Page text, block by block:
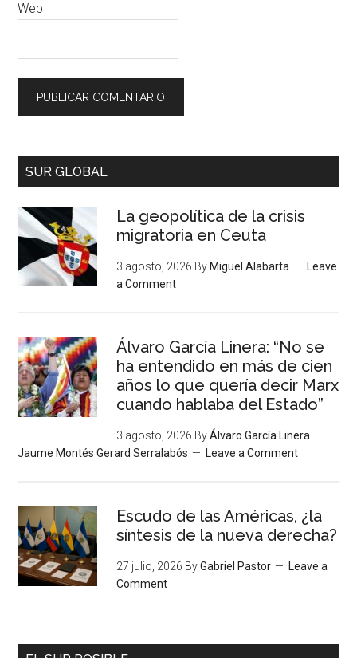
Web
SUR GLOBAL
La geopolítica de la crisis
migratoria en Ceuta
3 agosto, 2026 By Miguel Alabarta
Leave
a Comment
Álvaro García Linera: “No se
ha entendido en más de cien
años lo que quería decir Marx
cuando hablaba del Estado”
3 agosto, 2026 ByÁlvaro García Linera
Jaume Montés Gerard Serralabós
Leave a Comment
Escudo de las Américas, ¿la
síntesis de la nueva derecha?
27 julio, 2026 ByGabriel Pastor
Leave a
Comment